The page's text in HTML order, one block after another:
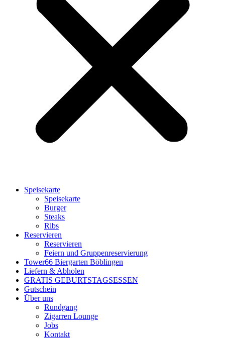
Speisekarte
Speisekarte
Burger
Steaks
Ribs
Reservieren
Reservieren
Feiern und Gruppenreservierung
Tower66 Biergarten Böblingen
Liefern & Abholen
GRATIS GEBURTSTAGSESSEN
Gutschein
Über uns
Rundgang
Zigarren Lounge
Jobs
Kontakt